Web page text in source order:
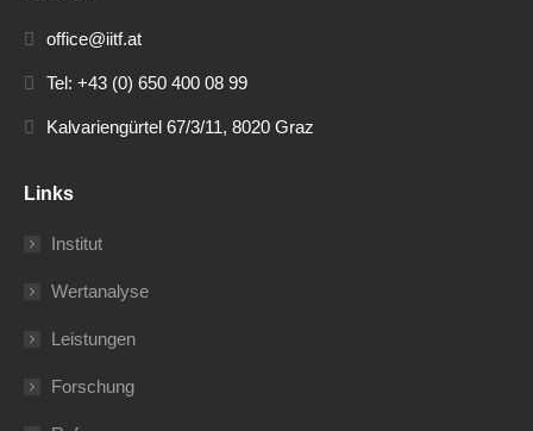
office@iitf.at
Tel: +43 (0) 650 400 08 99
Kalvariengürtel 67/3/11, 8020 Graz
Links
Institut
Wertanalyse
Leistungen
Forschung